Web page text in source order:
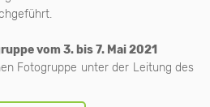
vom 3. bis 7. Mai 2021
Fotogruppe unter der Leitung des